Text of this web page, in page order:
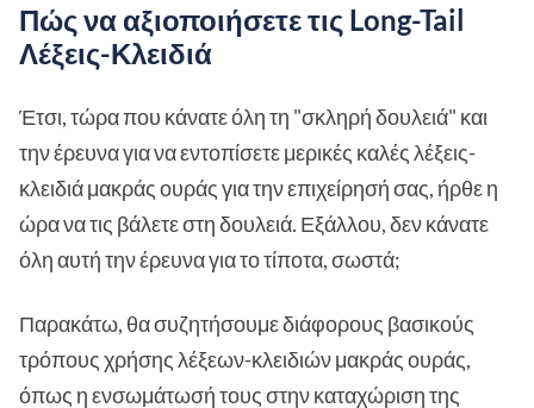
Πώς να αξιοποιήσετε τις Long-Tail
Λέξεις-Κλειδιά
Έτσι, τώρα που κάνατε όλη τη "σκληρή δουλειά" και
την έρευνα για να εντοπίσετε μερικές καλές λέξεις-
κλειδιά μακράς ουράς για την επιχείρησή σας, ήρθε η
ώρα να τις βάλετε στη δουλειά. Εξάλλου, δεν κάνατε
όλη αυτή την έρευνα για το τίποτα, σωστά;
Παρακάτω, θα συζητήσουμε διάφορους βασικούς
τρόπους χρήσης λέξεων-κλειδιών μακράς ουράς,
όπως η ενσωμάτωσή τους στην καταχώριση της